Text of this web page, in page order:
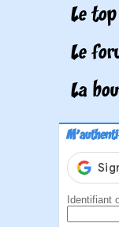
Le top
Le
La
Identifiant